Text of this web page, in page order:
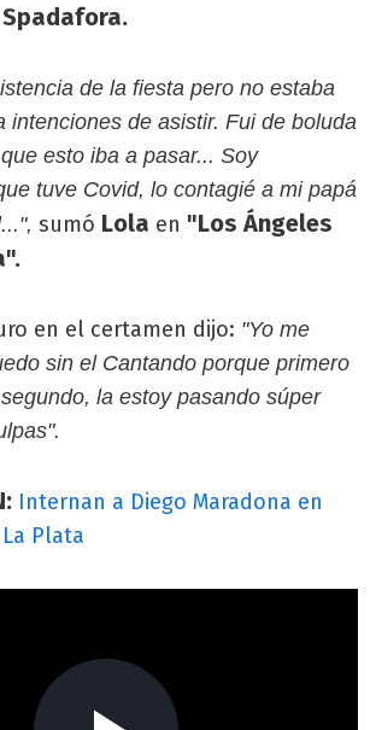
de la fiesta pero no estaba
intenciones de asistir. Fui de boluda
esto iba a pasar... Soy
tuve Covid, lo contagié a mi papá
sumó Lola en "Los Ángeles
en el certamen dijo: "Yo me
sin el Cantando porque primero
la estoy pasando súper
Internan a Diego Maradona en
Plata